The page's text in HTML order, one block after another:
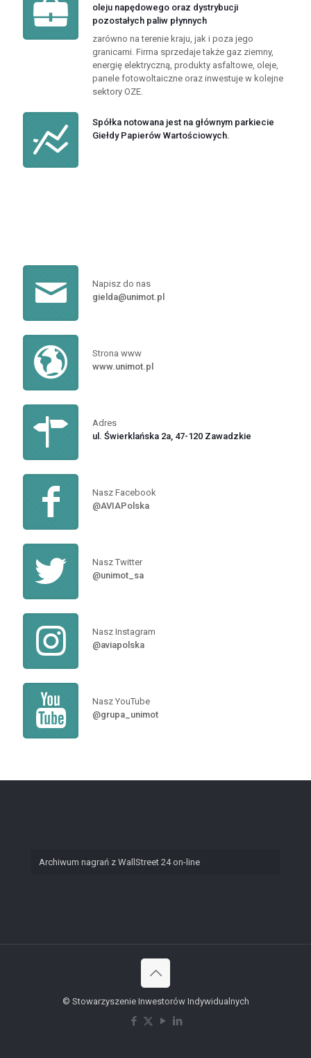
oleju napędowego oraz dystrybucji
pozostałych paliw płynnych
zarówno na terenie kraju, jak i poza jego
granicami. Firma sprzedaje także gaz ziemny,
energię elektryczną, produkty asfaltowe, oleje,
panele fotowoltaiczne oraz inwestuje w kolejne
sektory OZE.
Spółka notowana jest na głównym parkiecie
Giełdy Papierów Wartościowych.
Napisz do nas
gielda@unimot.pl
Strona www
www.unimot.pl
Adres
ul. Świerklańska 2a, 47-120 Zawadzkie
Nasz Facebook
@AVIAPolska
Nasz Twitter
@unimot_sa
Nasz Instagram
@aviapolska
Nasz YouTube
@grupa_unimot
Archiwum nagrań z WallStreet 24 on-line
© Stowarzyszenie Inwestorów Indywidualnych